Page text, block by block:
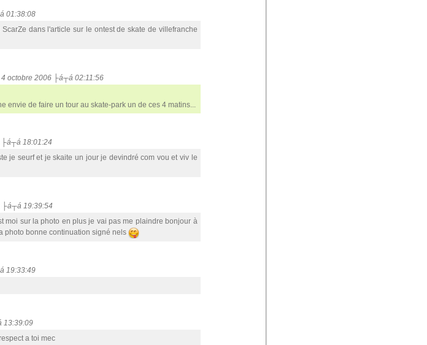
01:38:08
dans l'article sur le ontest de skate de villefranche
octobre 2006 ├á┬á 02:11:56
envie de faire un tour au skate-park un de ces 4 matins...
18:01:24
je seurf et je skaite un jour je devindré com vou et viv le
├á┬á 19:39:54
moi sur la photo en plus je vai pas me plaindre bonjour à
photo bonne continuation signé nels
19:33:49
13:39:09
a toi mec